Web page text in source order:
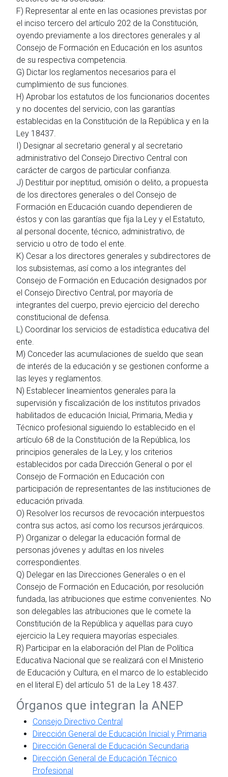
F) Representar al ente en las ocasiones previstas por
el inciso tercero del artículo 202 de la Constitución,
oyendo previamente a los directores generales y al
Consejo de Formación en Educación en los asuntos
de su respectiva competencia.
G) Dictar los reglamentos necesarios para el
cumplimiento de sus funciones.
H) Aprobar los estatutos de los funcionarios docentes
y no docentes del servicio, con las garantías
establecidas en la Constitución de la República y en la
Ley 18437.
I) Designar al secretario general y al secretario
administrativo del Consejo Directivo Central con
carácter de cargos de particular confianza.
J) Destituir por ineptitud, omisión o delito, a propuesta
de los directores generales o del Consejo de
Formación en Educación cuando dependieren de
éstos y con las garantías que fija la Ley y el Estatuto,
al personal docente, técnico, administrativo, de
servicio u otro de todo el ente.
K) Cesar a los directores generales y subdirectores de
los subsistemas, así como a los integrantes del
Consejo de Formación en Educación designados por
el Consejo Directivo Central, por mayoría de
integrantes del cuerpo, previo ejercicio del derecho
constitucional de defensa.
L) Coordinar los servicios de estadística educativa del
ente.
M) Conceder las acumulaciones de sueldo que sean
de interés de la educación y se gestionen conforme a
las leyes y reglamentos.
N) Establecer lineamientos generales para la
supervisión y fiscalización de los institutos privados
habilitados de educación Inicial, Primaria, Media y
Técnico profesional siguiendo lo establecido en el
artículo 68 de la Constitución de la República, los
principios generales de la Ley, y los criterios
establecidos por cada Dirección General o por el
Consejo de Formación en Educación con
participación de representantes de las instituciones de
educación privada.
O) Resolver los recursos de revocación interpuestos
contra sus actos, así como los recursos jerárquicos.
P) Organizar o delegar la educación formal de
personas jóvenes y adultas en los niveles
correspondientes.
Q) Delegar en las Direcciones Generales o en el
Consejo de Formación en Educación, por resolución
fundada, las atribuciones que estime convenientes. No
son delegables las atribuciones que le comete la
Constitución de la República y aquellas para cuyo
ejercicio la Ley requiera mayorías especiales.
R) Participar en la elaboración del Plan de Política
Educativa Nacional que se realizará con el Ministerio
de Educación y Cultura, en el marco de lo establecido
en el literal E) del artículo 51 de la Ley 18.437.
Órganos que integran la ANEP
Consejo Directivo Central
Dirección General de Educación Inicial y Primaria
Dirección General de Educación Secundaria
Dirección General de Educación Técnico
Profesional